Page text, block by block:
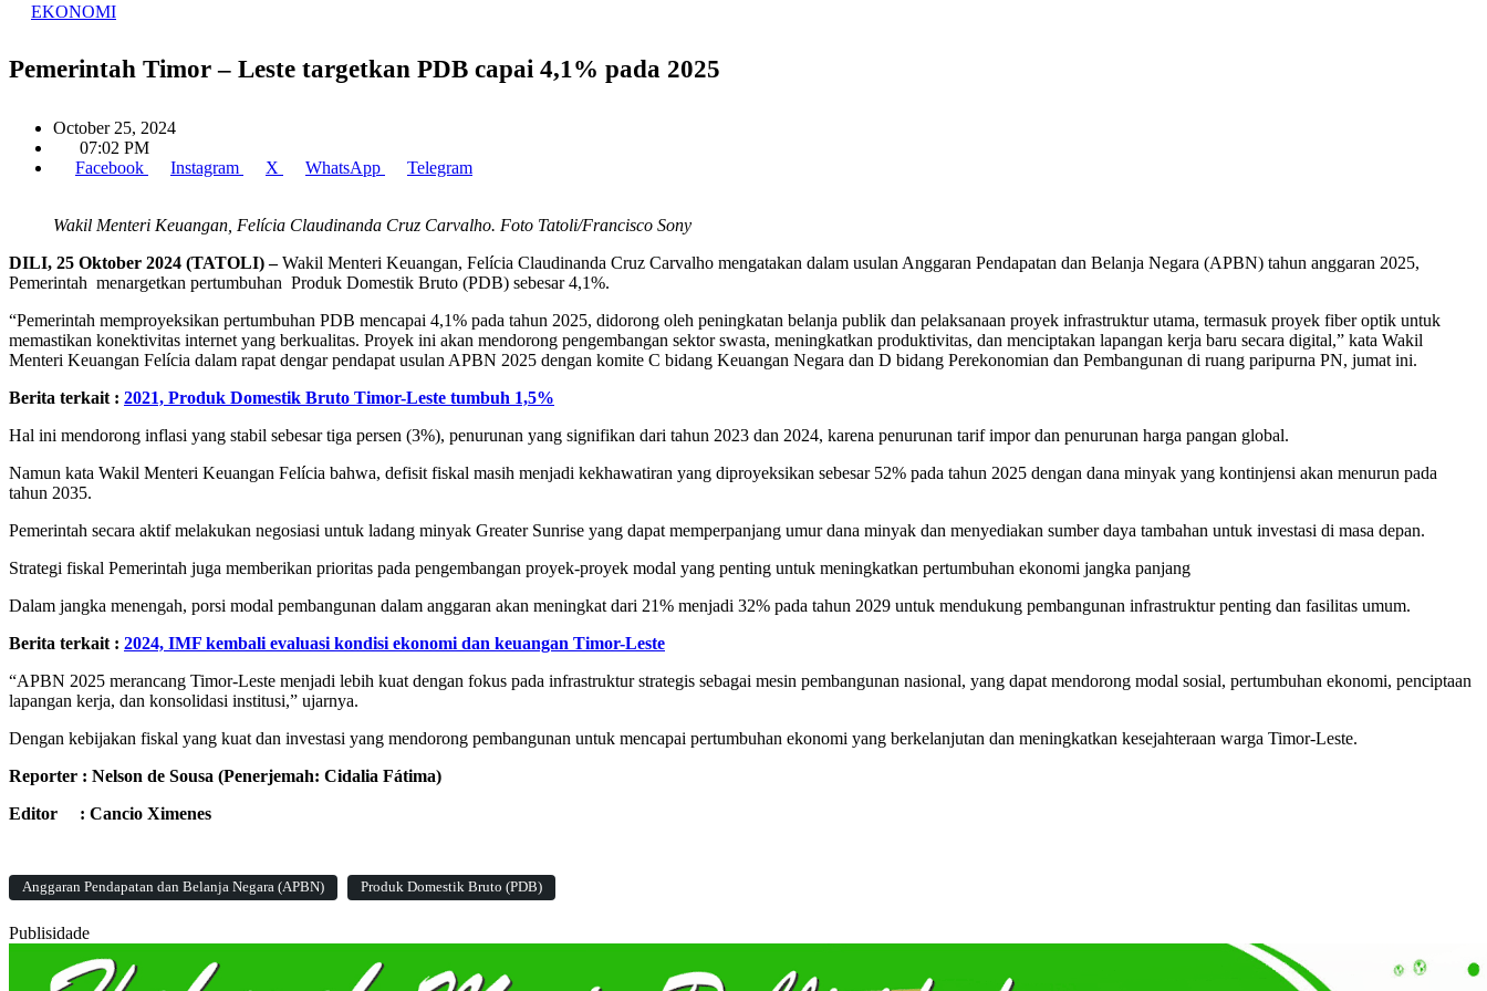
EKONOMI
Pemerintah Timor – Leste targetkan PDB capai 4,1% pada 2025
October 25, 2024
07:02 PM
Facebook
Instagram X WhatsApp Telegram
Wakil Menteri Keuangan, Felícia Claudinanda Cruz Carvalho. Foto Tatoli/Francisco Sony
DILI, 25 Oktober 2024 (TATOLI) –Wakil Menteri Keuangan, Felícia Claudinanda Cruz Carvalho mengatakan dalam usulan Anggaran Pendapatan dan Belanja Negara (APBN) tahun anggaran 2025,
Pemerintah menargetkan pertumbuhan Produk Domestik Bruto (PDB) sebesar 4,1%.
“Pemerintah memproyeksikan pertumbuhan PDB mencapai 4,1% pada tahun 2025, didorong oleh peningkatan belanja publik dan pelaksanaan proyek infrastruktur utama, termasuk proyek fiber optik untuk
memastikan konektivitas internet yang berkualitas. Proyek ini akan mendorong pengembangan sektor swasta, meningkatkan produktivitas, dan menciptakan lapangan kerja baru secara digital,” kata Wakil
Menteri Keuangan Felícia dalam rapat dengar pendapat usulan APBN 2025 dengan komite C bidang Keuangan Negara dan D bidang Perekonomian dan Pembangunan di ruang paripurna PN, jumat ini.
Berita terkait : 2021, Produk Domestik Bruto Timor-Leste tumbuh 1,5%
Hal ini mendorong inflasi yang stabil sebesar tiga persen (3%), penurunan yang signifikan dari tahun 2023 dan 2024, karena penurunan tarif impor dan penurunan harga pangan global.
Namun kata Wakil Menteri Keuangan Felícia bahwa, defisit fiskal masih menjadi kekhawatiran yang diproyeksikan sebesar 52% pada tahun 2025 dengan dana minyak yang kontinjensi akan menurun pada
tahun 2035.
Pemerintah secara aktif melakukan negosiasi untuk ladang minyak Greater Sunrise yang dapat memperpanjang umur dana minyak dan menyediakan sumber daya tambahan untuk investasi di masa depan.
Strategi fiskal Pemerintah juga memberikan prioritas pada pengembangan proyek-proyek modal yang penting untuk meningkatkan pertumbuhan ekonomi jangka panjang
Dalam jangka menengah, porsi modal pembangunan dalam anggaran akan meningkat dari 21% menjadi 32% pada tahun 2029 untuk mendukung pembangunan infrastruktur penting dan fasilitas umum.
Berita terkait : 2024, IMF kembali evaluasi kondisi ekonomi dan keuangan Timor-Leste
“APBN 2025 merancang Timor-Leste menjadi lebih kuat dengan fokus pada infrastruktur strategis sebagai mesin pembangunan nasional, yang dapat mendorong modal sosial, pertumbuhan ekonomi, penciptaan
lapangan kerja, dan konsolidasi institusi,” ujarnya.
Dengan kebijakan fiskal yang kuat dan investasi yang mendorong pembangunan untuk mencapai pertumbuhan ekonomi yang berkelanjutan dan meningkatkan kesejahteraan warga Timor-Leste.
Reporter : Nelson de Sousa (Penerjemah: Cidalia Fátima)
Editor : Cancio Ximenes
Anggaran Pendapatan dan Belanja Negara (APBN) Produk Domestik Bruto (PDB)
Publisidade